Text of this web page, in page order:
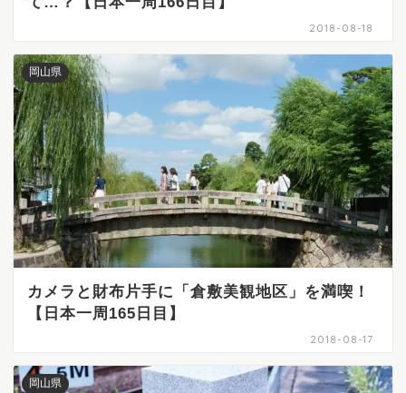
2018-08-18
岡山県
カメラと財布片手に「倉敷美観地区」を満喫！
【日本一周165日目】
2018-08-17
岡山県